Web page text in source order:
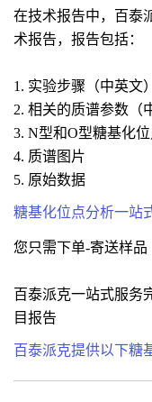
在技术报告中，百泰
术报告，报告包括：
1. 实验步骤（中英文）
2. 相关的质谱参数（
3. N型和O型糖基化
4. 质谱图片
5. 原始数据
糖基化位点分析一站
您只需下单-寄送样品
百泰派克一站式服务
目报告
百泰派克提供以下糖